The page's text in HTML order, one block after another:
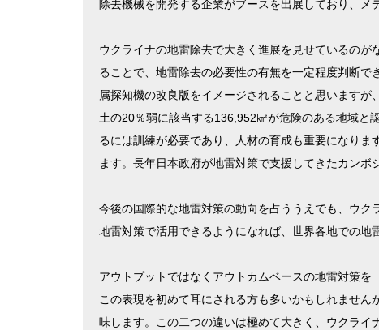
除去機械を開発する企業がブースを出展しており、メ
ウクライナの地雷除去で大きく進展を見せているの
ることで、地雷除去の必要性の有無を一定程度判断
属探知機の改良版をイメージされることと思います
土の20％弱に該当する136,952㎢が危険のある地域と
るには訓練が必要であり、人材の育成も重要になり
ます。長年日本政府が地雷対策で支援してきたカンボ
今後の国際的な地雷対策の動向を占ううえでも、ウ
地雷対策で活用できるようになれば、世界各地での地
アウトプットではなくアウトカムベースの地雷対策を
この表現を初めて耳にされる方も多いかもしれませ
味します。この二つの違いは極めて大きく、ウクライ